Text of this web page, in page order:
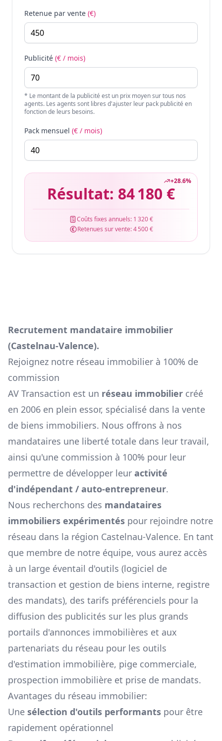
Retenue par vente (€)
Publicité (€ / mois)
* Le montant de la publicité est un prix moyen sur tous nos
agents. Les agents sont libres d'ajuster leur pack publicité en
fonction de leurs besoins.
Pack mensuel (€ / mois)
+28.6%
Résultat: 84 180 €
Coûts fixes annuels: 1 320 €
Retenues sur vente:4 500 €
Recrutement mandataire immobilier
(Castelnau-Valence).
Rejoignez notre réseau immobilier à 100% de
commission
AV Transaction est un réseau immobilier créé
en 2006 en plein essor, spécialisé dans la vente
de biens immobiliers. Nous offrons à nos
mandataires une liberté totale dans leur travail,
ainsi qu'une commission à 100% pour leur
permettre de développer leur activité
d'indépendant / auto-entrepreneur.
Nous recherchons des mandataires
immobiliers expérimentés pour rejoindre notre
réseau dans la région Castelnau-Valence. En tant
que membre de notre équipe, vous aurez accès
à un large éventail d'outils (logiciel de
transaction et gestion de biens interne, registre
des mandats), des tarifs préférenciels pour la
diffusion des publicités sur les plus grands
portails d'annonces immobilières et aux
partenariats du réseau pour les outils
d'estimation immobilière, pige commerciale,
prospection immobilière et prise de mandats.
Avantages du réseau immobilier:
Une sélection d'outils performants pour être
rapidement opérationnel